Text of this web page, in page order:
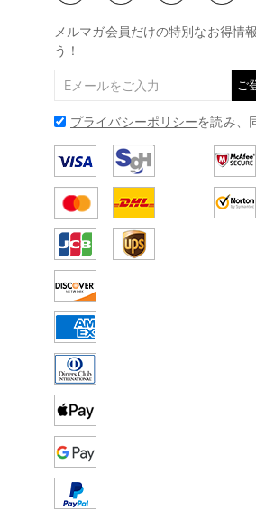
メルマガ会員だけの特別なお得情
う！
ご
プライバシーポリシーを読み、